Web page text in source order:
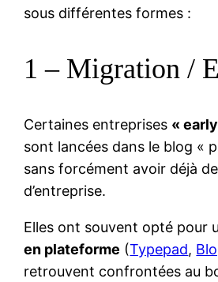
sous différentes formes :
1 – Migration /
Certaines entreprises «
sont lancées dans le blog «
sans forcément avoir déjà
d’entreprise.
Elles ont souvent opté pour
en plateforme (Typepad,
retrouvent confrontées au